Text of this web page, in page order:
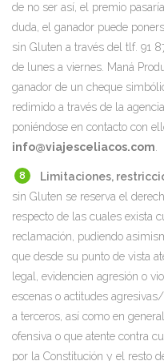
de no ser así, el premio
duda, el ganador puede
sin Gluten a través del tlf. 91
de lunes a viernes. Maná
ganador de un cheque
redimido a través de la
poniéndose en contacto con
info@viajesceliacos.com
Limitaciones,
sin Gluten se reserva el
respecto de las cuales exista
reclamación, pudiendo
que desde su punto de vista
legal, evidencien agresión o
escenas o actitudes
a terceros, así como en
ofensiva o que atente contra
por la Constitución y el resto